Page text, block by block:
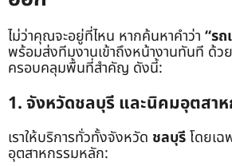
ไม่ว่าคุณจะอยู่ที่ไหน หากค้นหาคำว่า “ร
พร้อมส่งทีมงานเข้าถึงหน้างานทันที ด้ว
ครอบคลุมพื้นที่สำคัญ ดังนี้:
1. จังหวัดชลบุรี และนิคมอุตสา
เราให้บริการทั่วทั้งจังหวัด ชลบุรีโดยเฉ
อุตสาหกรรมหลัก: